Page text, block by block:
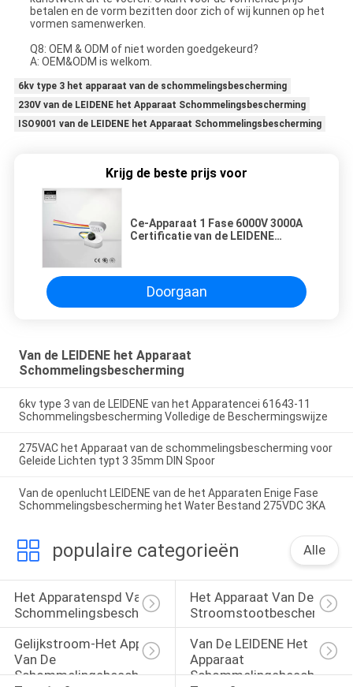
betalen en de vorm bezitten door zich of wij kunnen op het
vormen samenwerken.
Q8: OEM & ODM of niet worden goedgekeurd?
A: OEM&ODM is welkom.
6kv type 3 het apparaat van de schommelingsbescherming
230V van de LEIDENE het Apparaat Schommelingsbescherming
ISO9001 van de LEIDENE het Apparaat Schommelingsbescherming
Krijg de beste prijs voor
Ce-Apparaat 1 Fase 6000V 3000A
Certificatie van de LEIDENE
Doorgaan
Van de LEIDENE het Apparaat
Schommelingsbescherming
6kv type 3 van de LEIDENE van het Apparatencei 61643-11
Schommelingsbescherming Volledige de Beschermingswijze
275VAC het Apparaat van de schommelingsbescherming voor
Geleide Lichten typt 3 35mm DIN Spoor
Van de openlucht LEIDENE van de het Apparaten Enige Fase
Schommelingsbescherming het Water Bestand 275VDC 3KA
populaire categorieën Alle
Het Apparatenspd Van De
Schommelingsbescherming
Het Apparaat Van De
Stroomstootbescherming
Gelijkstroom-Het Apparaat
Van De
Schommelingsbescherming
Van De LEIDENE Het
Apparaat